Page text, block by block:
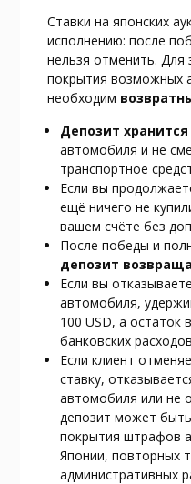
Ставки на японских
исполнению: после
нельзя отменить.
покрытия возможных
необходим
Депозит
автомобиля и не
транспортное
Если вы
ещё ничего не
вашем счёте без
После победы и
депозит
Если вы
автомобиля,
100 USD, а остаток
банковских
Если клиент
ставку,
автомобиля или не
депозит может
покрытия штрафов
Японии, повторных
административных